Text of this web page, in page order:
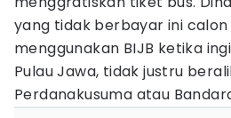
yang tidak berbayar ini
menggunakan BIJB ketika
Pulau Jawa, tidak justru
Perdanakusuma atau